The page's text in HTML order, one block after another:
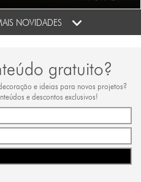
NOVIDADES
gratuito?
e ideias para novos projetos?
e descontos exclusivos!